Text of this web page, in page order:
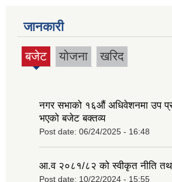
जानकारी
बजेट
(active
योजना खरिद
नगर सभाको १६‍औं अधिवेशनमा उप
भएको बजेट बक्तव्य
Post date: 06/24/2025 - 16:48
आ.व २०८१/८२ को स्वीकृत नीति
Post date: 10/22/2024 - 15:55